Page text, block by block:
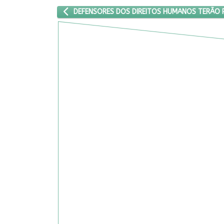
ARTIGO ANTERIOR: DEFENSORES DOS DIREITOS
DEFENSORES DOS DIREITOS HUMANOS TERÃO